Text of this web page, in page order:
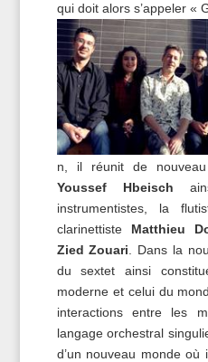
qui doit alors s’appeler «
n, il réunit de nouveau
Youssef Hbeisch
instrumentistes, la
clarinettiste Matthieu
Zied Zouari . Dans la
du sextet ainsi
moderne et celui du
interactions entre les
langage orchestral
d’un nouveau monde où